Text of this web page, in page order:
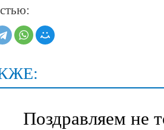
Поздравляем не